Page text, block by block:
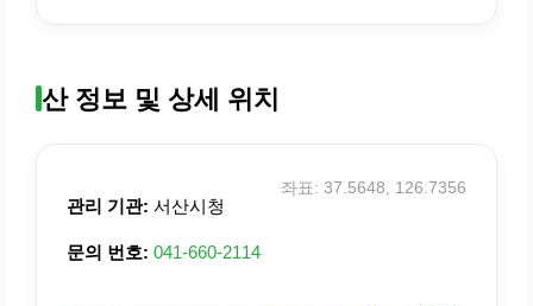
산 정보 및 상세 위치
관리 기관: 서산시청
문의 번호: 041-660-2114
좌표: 37.5648, 126.7356